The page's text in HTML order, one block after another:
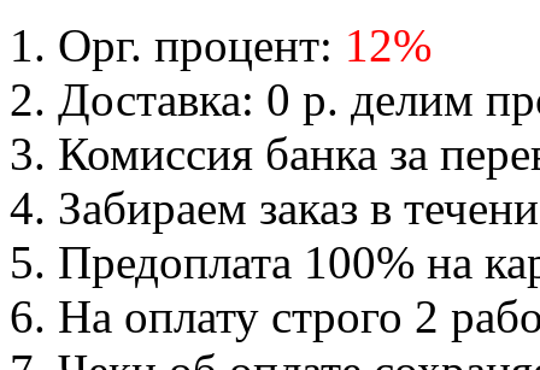
Орг. процент: 12%
Доставка: 0 р. делим
Комиссия банка за
Забираем заказ в
Предоплата 100% на
На оплату строго 2